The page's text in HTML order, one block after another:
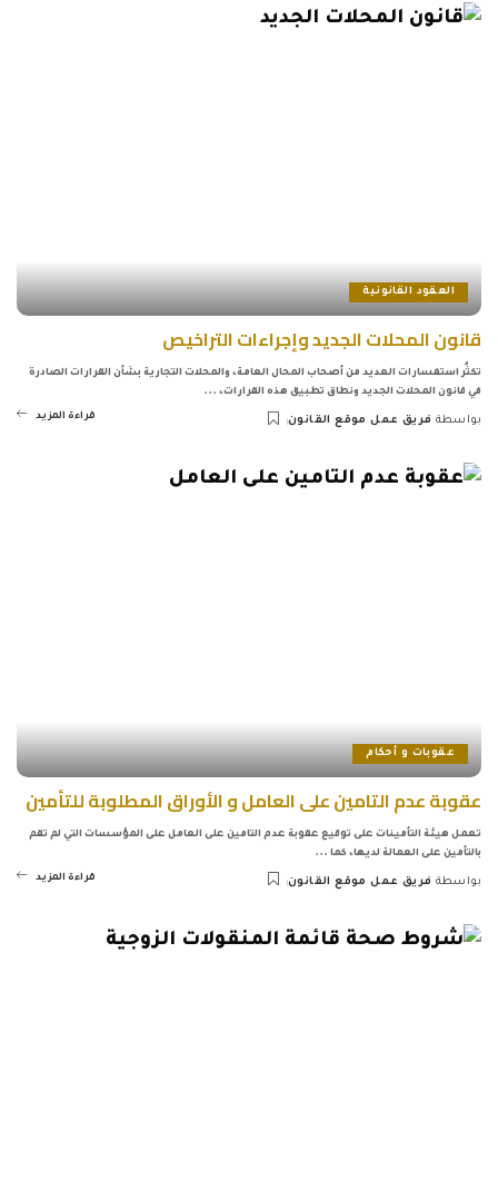
العقود القانونية
قانون المحلات الجديد وإجراءات التراخيص
تكثُر استفسارات العديد من أصحاب المحال العامة، والمحلات التجارية بشأن القرارات الصادرة
في قانون المحلات الجديد ونطاق تطبيق هذه القرارات، ...
بواسطة فريق عمل موقع القانون قراءة المزيد
عقوبات و أحكام
عقوبة عدم التامين على العامل و الأوراق المطلوبة للتأمين
تعمل هيئة التأمينات على توقيع عقوبة عدم التامين على العامل على المؤسسات التي لم تقم
بالتأمين على العمالة لديها، كما ...
Posted
بواسطة فريق عمل موقع القانون قراءة المزيد